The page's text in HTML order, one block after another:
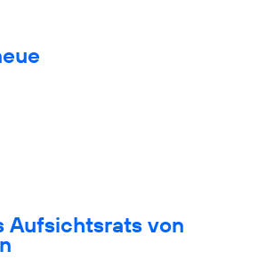
Aufsichtsrats von